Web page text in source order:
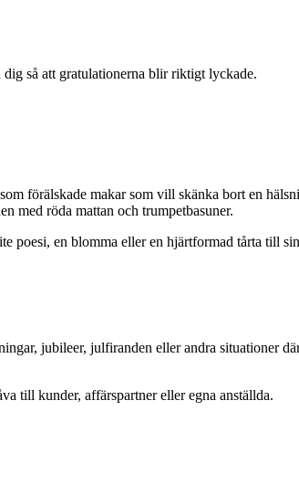
så att gratulationerna blir riktigt lyckade.
förälskade makar som vill skänka bort en
med röda mattan och trumpetbasuner.
poesi, en blomma eller en hjärtformad tårta till
jubileer, julfiranden eller andra situationer
till kunder, affärspartner eller egna anställda.